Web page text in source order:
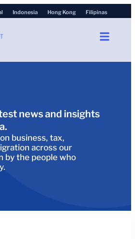
Indonesia Hong Kong Filipinas
news and insights
business, tax,
across our
the people who